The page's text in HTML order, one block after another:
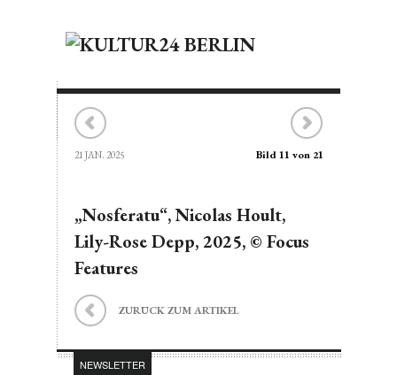
21 JAN. 2025 Bild 11 von 21
„Nosferatu“, Nicolas Hoult,
Lily-Rose Depp, 2025, © Focus
Features
ZURÜCK ZUM ARTIKEL
NEWSLETTER